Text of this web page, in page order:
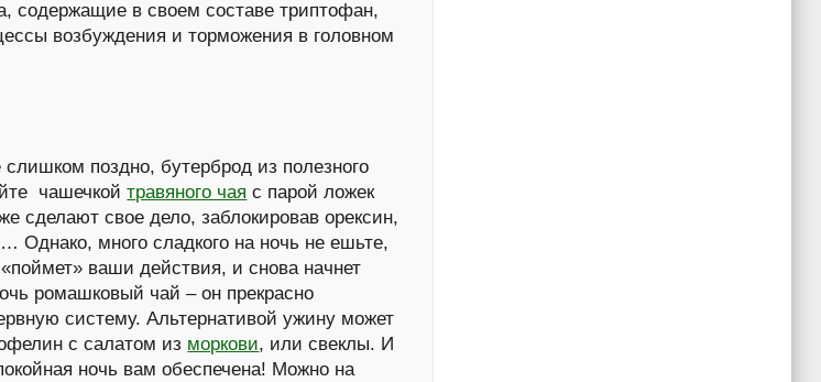
содержащие в своем составе триптофан,
возбуждения и торможения в головном
поздно, бутерброд из полезного
чашечкойтравяного чая с парой ложек
сделают свое дело, заблокировав орексин,
Однако, много сладкого на ночь не ешьте,
ваши действия, и снова начнет
ромашковый чай – он прекрасно
систему. Альтернативой ужину может
с салатом из моркови, или свеклы. И
ночь вам обеспечена! Можно на